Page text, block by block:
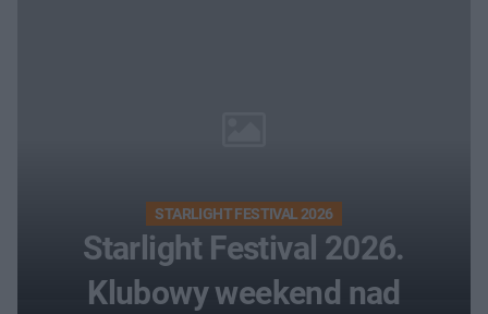
STARLIGHT FESTIVAL 2026
Starlight Festival 2026.
Klubowy weekend nad